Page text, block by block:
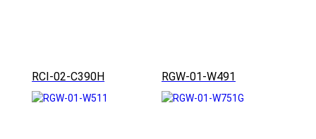
RCI-02-C390H RGW-01-W491